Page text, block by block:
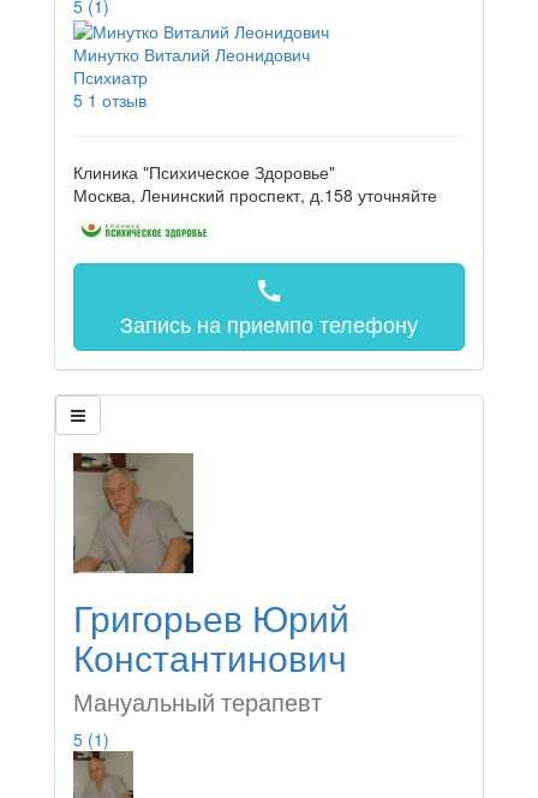
5 (1)
Минутко Виталий Леонидович
Психиатр
5 1 отзыв
Клиника "Психическое Здоровье"
Москва, Ленинский проспект, д.158 уточняйте
call
Запись на приемпо телефону
Григорьев Юрий
Константинович
Мануальный терапевт
5 (1)